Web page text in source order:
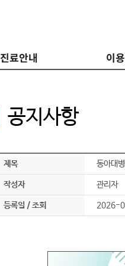
진료안내 이
공지사항
제목 동아대
작성자 관리자
등록일 / 조회 2026-